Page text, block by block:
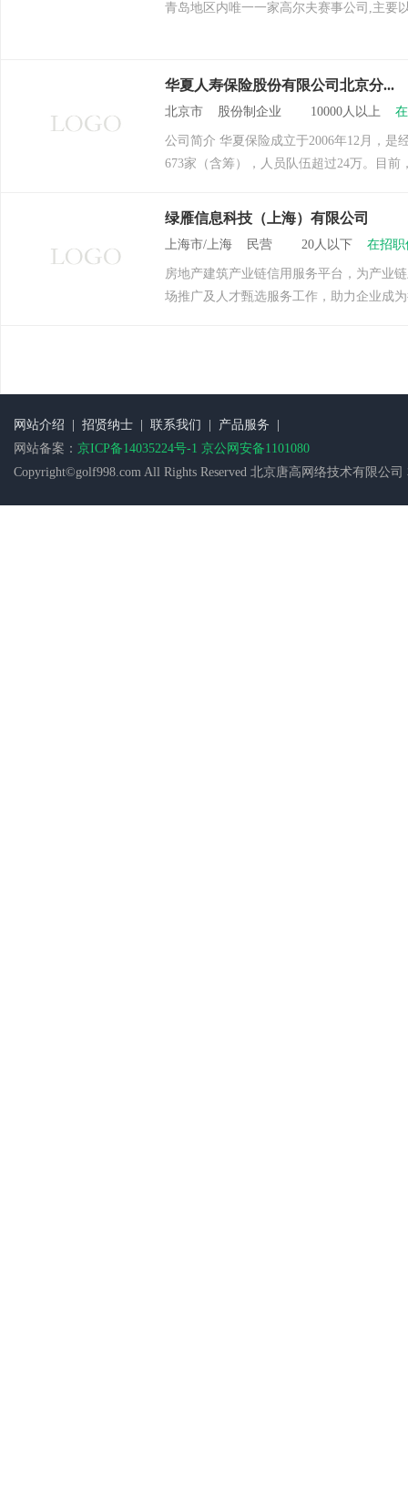
青岛地区内唯一一家高尔夫赛事公司,主要
华夏人寿保险股份有限公司北京分...
北京市 股份制企业 10000人以上
公司简介 华夏保险成立于2006年12月，
673家（含筹），人员队伍超过24万。目前
绿雁信息科技（上海）有限公司
上海市/上海 民营 20人以下 在招职
房地产建筑产业链信用服务平台，为产业
场推广及人才甄选服务工作，助力企业成
网站介绍 招贤纳士 联系我们 产品服务
网站备案： 京ICP备14035224号-1 京公网安备1101080
Copyright©golf998.com All Rights Reserved 北京唐高网络技术有限